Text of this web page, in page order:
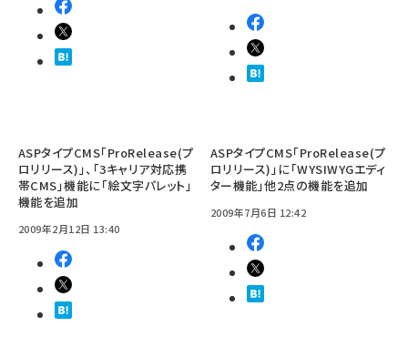
ASPタイプCMS「ProRelease(プ
ロリリース)」、「3キャリア対応携
帯CMS」機能に「絵文字パレット」
機能を追加
2009年2月12日 13:40
ASPタイプCMS「ProRelease(プ
ロリリース)」に「WYSIWYGエディ
ター機能」他2点の機能を追加
2009年7月6日 12:42